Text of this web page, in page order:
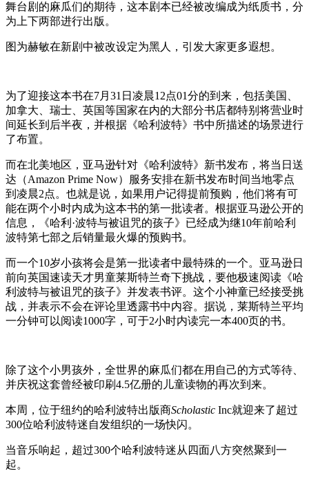
舞台剧的麻瓜们的期待，这本剧本已经被改编成为纸质书，分
为上下两部进行出版。
图为赫敏在新剧中被改设定为黑人，引发大家更多遐想。
为了迎接这本书在7月31日凌晨12点01分的到来，包括美国、
加拿大、瑞士、英国等国家在内的大部分书店都特别将营业时
间延长到后半夜，并根据《哈利波特》书中所描述的场景进行
了布置。
而在北美地区，亚马逊针对《哈利波特》新书发布，将当日送
达（Amazon Prime Now）服务安排在新书发布时间当地零点
到凌晨2点。也就是说，如果用户记得提前预购，他们将有可
能在两个小时内成为这本书的第一批读者。根据亚马逊公开的
信息，《哈利·波特与被诅咒的孩子》已经成为继10年前哈利
波特第七部之后销量最火爆的预购书。
而一个10岁小孩将会是第一批读者中最特殊的一个。亚马逊日
前向英国速读天才男童莱斯特兰奇下挑战，要他极速阅读《哈
利波特与被诅咒的孩子》并发表书评。这个小神童已经接受挑
战，并表示不会在评论里透露书中内容。据说，莱斯特兰平均
一分钟可以阅读1000字，可于2小时内读完一本400页的书。
除了这个小男孩外，全世界的麻瓜们都在用自己的方式等待、
并庆祝这套曾经被印刷4.5亿册的儿童读物的再次到来。
本周，位于纽约的哈利波特出版商Scholastic Inc就迎来了超过
300位哈利波特迷自发组织的一场快闪。
当音乐响起，超过300个哈利波特迷从四面八方突然聚到一
起。